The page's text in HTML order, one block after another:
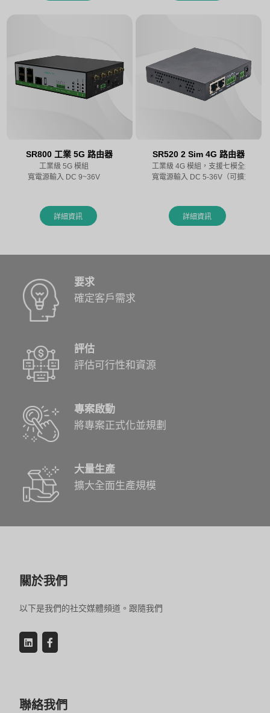
SR800 工業 5G 路由器
工業級 5G 模組
寬電源輸入 DC 9~36V
詳細資訊
SR520 2 Sim 4G 路由器
工業級 4G 模組，支援七模全網路
寬電源輸入 DC 5-36V（可擴充至 5-
詳細資訊
要求
確定客戶需求
評估
評估可行性和資源
專案啟動
將專案正式化並規劃
大量生產
擴大全面生產規模
關於我們
以下是我們的社交媒體頻道。跟隨我們
聯絡我們